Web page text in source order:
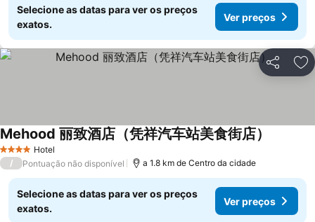
Selecione as datas para ver os preços
exatos.
Ver preços
Partilhar
4 EstrelasHotel
Mehood 丽致酒店（凭祥汽车站美食街店）
/ Pontuação não disponível a 1.8 km de Centro da cidade
Selecione as datas para ver os preços
exatos.
Ver preços